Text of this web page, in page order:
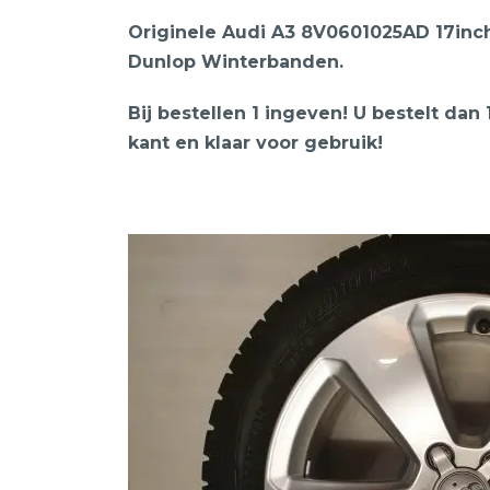
Originele Audi A3 8V0601025AD
Dunlop Winterbanden.
Bij bestellen 1 ingeven! U bestelt dan
kant en klaar voor gebruik!